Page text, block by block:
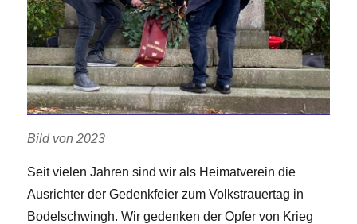
Bild von 2023
Seit vielen Jahren sind wir als Heimatverein die
Ausrichter der Gedenkfeier zum Volkstrauertag in
Bodelschwingh. Wir gedenken der Opfer von Krieg